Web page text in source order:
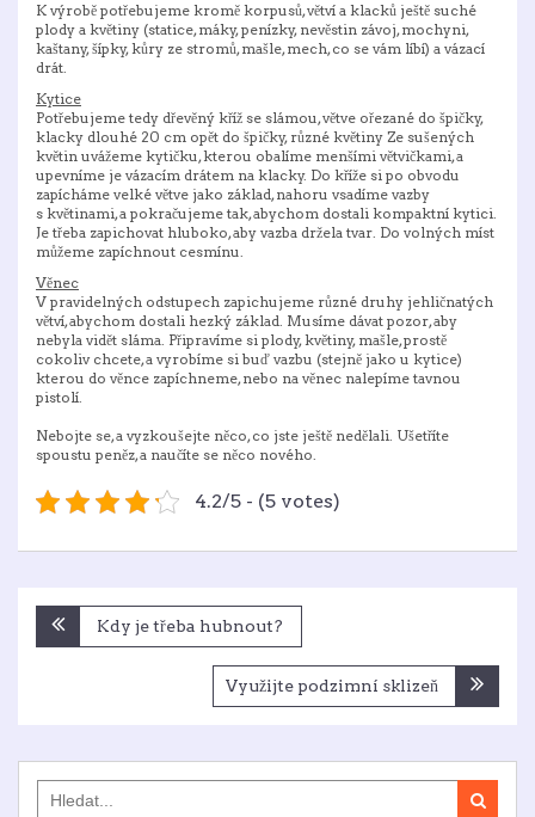
K výrobě potřebujeme kromě korpusů, větví a klacků ještě suché
plody a květiny (statice, máky, penízky, nevěstin závoj, mochyni,
kaštany, šípky, kůry ze stromů, mašle, mech, co se vám líbí) a vázací
drát.
Kytice
Potřebujeme tedy dřevěný kříž se slámou, větve ořezané do špičky,
klacky dlouhé 20 cm opět do špičky, různé květiny Ze sušených
květin uvážeme kytičku, kterou obalíme menšími větvičkami, a
upevníme je vázacím drátem na klacky. Do kříže si po obvodu
zapícháme velké větve jako základ, nahoru vsadíme vazby
s květinami, a pokračujeme tak, abychom dostali kompaktní kytici.
Je třeba zapichovat hluboko, aby vazba držela tvar. Do volných míst
můžeme zapíchnout cesmínu.
Věnec
V pravidelných odstupech zapichujeme různé druhy jehličnatých
větví, abychom dostali hezký základ. Musíme dávat pozor, aby
nebyla vidět sláma. Připravíme si plody, květiny, mašle, prostě
cokoliv chcete, a vyrobíme si buď vazbu (stejně jako u kytice)
kterou do věnce zapíchneme, nebo na věnec nalepíme tavnou
pistolí.
Nebojte se, a vyzkoušejte něco, co jste ještě nedělali. Ušetříte
spoustu peněz, a naučíte se něco nového.
4.2/5 - (5 votes)
Navigace
pro
Kdy je třeba hubnout?
Využijte podzimní sklizeň
for: